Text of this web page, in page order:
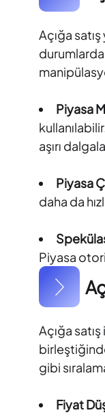
Açığa
durumlarda
Piyasa
aşırı
Piyasa
daha da
Piyasa
Açığa
gibi
Fiyat